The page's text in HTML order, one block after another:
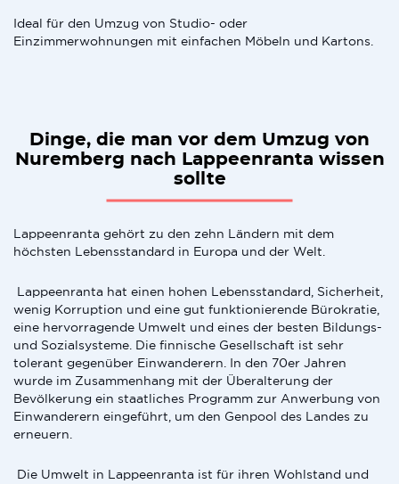
Ideal für den Umzug von Studio- oder
Einzimmerwohnungen mit einfachen Möbeln und Kartons.
Dinge, die man vor dem Umzug von
Nuremberg nach Lappeenranta wissen
sollte
Lappeenranta gehört zu den zehn Ländern mit dem
höchsten Lebensstandard in Europa und der Welt.
Lappeenranta hat einen hohen Lebensstandard, Sicherheit,
wenig Korruption und eine gut funktionierende Bürokratie,
eine hervorragende Umwelt und eines der besten Bildungs-
und Sozialsysteme. Die finnische Gesellschaft ist sehr
tolerant gegenüber Einwanderern. In den 70er Jahren
wurde im Zusammenhang mit der Überalterung der
Bevölkerung ein staatliches Programm zur Anwerbung von
Einwanderern eingeführt, um den Genpool des Landes zu
erneuern.
Die Umwelt in Lappeenranta ist für ihren Wohlstand und